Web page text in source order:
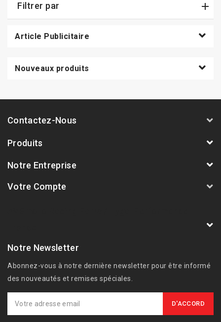
Filtrer par
Article Publicitaire
Nouveaux produits
Contactez-Nous
Produits
Notre Entreprise
Votre Compte
Notre Newsletter
Abonnez-vous à notre dernière newsletter pour être informé
des nouveautés et remises spéciales.